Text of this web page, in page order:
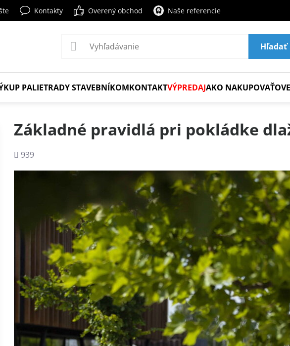
Kontakty Overený obchod Naše referencie
Hľadať
PALIETRADY STAVEBNÍKOMKONTAKTVÝPREDAJAKO NAKUPOVAŤ
Základné pravidlá pri pokládke
Počet
939